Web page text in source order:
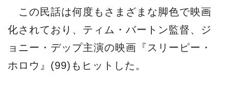
この民話は何度もさまざまな脚色で映画
化されており、ティム・バートン監督、ジ
ョニー・デップ主演の映画『スリーピー・
ホロウ』(99)もヒットした。